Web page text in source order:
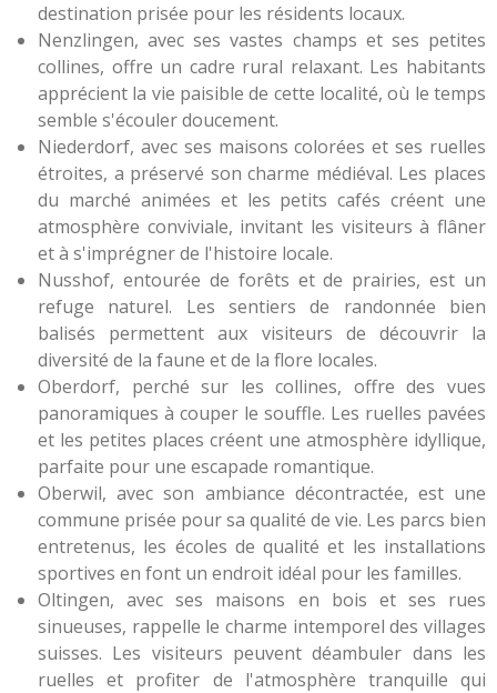
destination prisée pour les résidents locaux.
Nenzlingen, avec ses vastes champs et ses petites
collines, offre un cadre rural relaxant. Les habitants
apprécient la vie paisible de cette localité, où le temps
semble s'écouler doucement.
Niederdorf, avec ses maisons colorées et ses ruelles
étroites, a préservé son charme médiéval. Les places
du marché animées et les petits cafés créent une
atmosphère conviviale, invitant les visiteurs à flâner
et à s'imprégner de l'histoire locale.
Nusshof, entourée de forêts et de prairies, est un
refuge naturel. Les sentiers de randonnée bien
balisés permettent aux visiteurs de découvrir la
diversité de la faune et de la flore locales.
Oberdorf, perché sur les collines, offre des vues
panoramiques à couper le souffle. Les ruelles pavées
et les petites places créent une atmosphère idyllique,
parfaite pour une escapade romantique.
Oberwil, avec son ambiance décontractée, est une
commune prisée pour sa qualité de vie. Les parcs bien
entretenus, les écoles de qualité et les installations
sportives en font un endroit idéal pour les familles.
Oltingen, avec ses maisons en bois et ses rues
sinueuses, rappelle le charme intemporel des villages
suisses. Les visiteurs peuvent déambuler dans les
ruelles et profiter de l'atmosphère tranquille qui